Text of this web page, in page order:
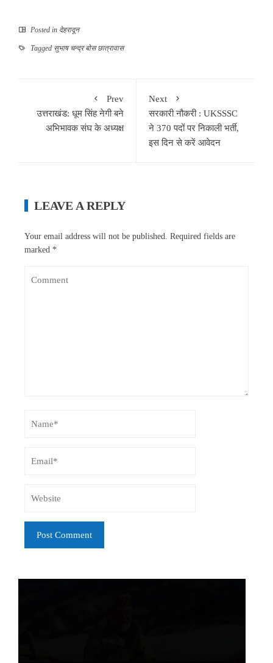
Posted in देहरादून
Tagged सुभाष चन्द्र बोस छात्रावास
Prev
उत्तराखंड: धूम सिंह नेगी बने
अभिभावक संघ के अध्यक्ष
Next
सरकारी नौकरी : UKSSSC
ने 370 पदों पर निकाली भर्ती,
इस दिन से करें आवेदन
LEAVE A REPLY
Your email address will not be published. Required fields are
marked *